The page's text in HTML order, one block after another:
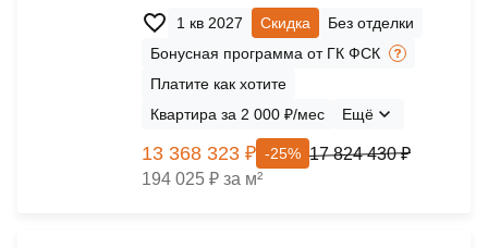
1 кв 2027 Скидка
Без отделки
Бонусная программа от ГК ФСК
Платите как хотите
Квартира за 2 000 ₽/мес
Ещё
13 368 323 ₽ -25% 17 824 430 ₽
194 025 ₽ за м²